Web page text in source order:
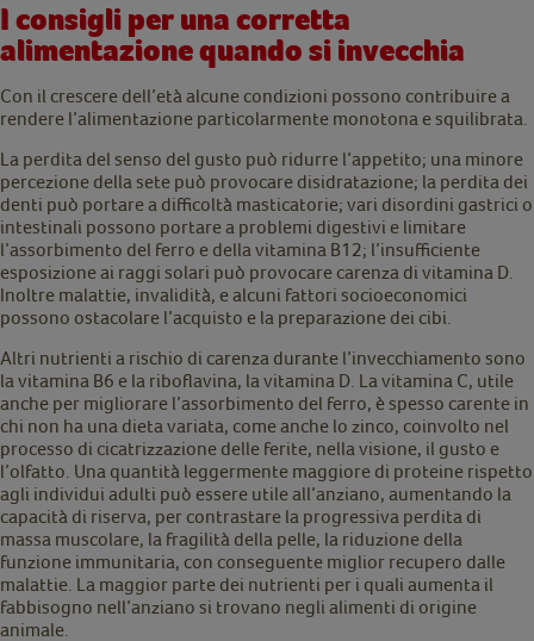
I consigli per una corretta
alimentazione quando si invecchia
Con il crescere dell’età alcune condizioni possono contribuire a
rendere l’alimentazione particolarmente monotona e squilibrata.
La perdita del senso del gusto può ridurre l’appetito; una minore
percezione della sete può provocare disidratazione; la perdita dei
denti può portare a difficoltà masticatorie; vari disordini gastrici o
intestinali possono portare a problemi digestivi e limitare
l’assorbimento del ferro e della vitamina B12; l’insufficiente
esposizione ai raggi solari può provocare carenza di vitamina D.
Inoltre malattie, invalidità, e alcuni fattori socioeconomici
possono ostacolare l’acquisto e la preparazione dei cibi.
Altri nutrienti a rischio di carenza durante l’invecchiamento sono
la vitamina B6 e la riboflavina, la vitamina D. La vitamina C, utile
anche per migliorare l’assorbimento del ferro, è spesso carente in
chi non ha una dieta variata, come anche lo zinco, coinvolto nel
processo di cicatrizzazione delle ferite, nella visione, il gusto e
l’olfatto. Una quantità leggermente maggiore di proteine rispetto
agli individui adulti può essere utile all’anziano, aumentando la
capacità di riserva, per contrastare la progressiva perdita di
massa muscolare, la fragilità della pelle, la riduzione della
funzione immunitaria, con conseguente miglior recupero dalle
malattie. La maggior parte dei nutrienti per i quali aumenta il
fabbisogno nell’anziano si trovano negli alimenti di origine
animale.